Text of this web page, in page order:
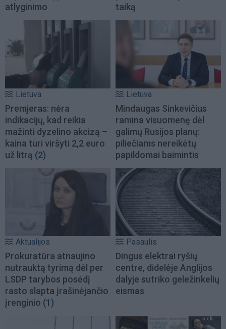
atlyginimo
taiką
Lietuva
Premjeras: nėra
indikacijų, kad reikia
mažinti dyzelino akcizą –
kaina turi viršyti 2,2 euro
už litrą (2)
Lietuva
Mindaugas Sinkevičius
ramina visuomenę dėl
galimų Rusijos planų:
piliečiams nereikėtų
papildomai baimintis
Aktualijos
Prokuratūra atnaujino
nutrauktą tyrimą dėl per
LSDP tarybos posėdį
rasto slapta įrašinėjančio
įrenginio (1)
Pasaulis
Dingus elektrai ryšių
centre, didelėje Anglijos
dalyje sutriko geležinkelių
eismas